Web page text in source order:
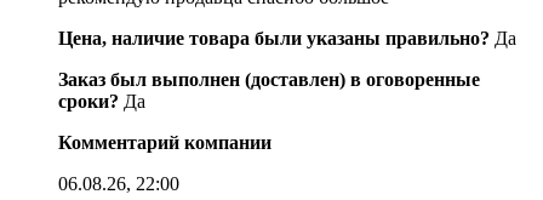
Цена, наличие товара были указаны правильно? Да
Заказ был выполнен (доставлен) в оговоренные
сроки? Да
Комментарий компании
06.08.26, 22:00